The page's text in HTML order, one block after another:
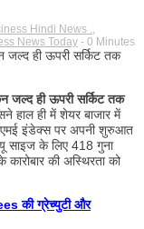
Hindi News .,
News Today - 0 Minutes
ही ऊपरी सर्किट तक
हाल ही में शेयर बाजार में
इंडेक्स पर अपनी शुरुआत
साइज के लिए 418 गुना
की अस्थिरता को
की ग्रेच्युटी और